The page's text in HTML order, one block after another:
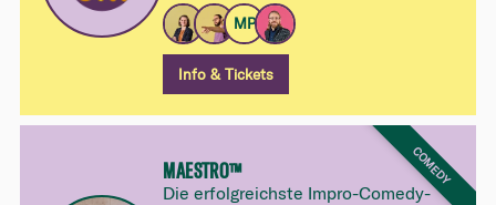
MP
Info & Tickets
COMEDY
MAESTRO™
Die erfolgreichste Impro-Comedy-